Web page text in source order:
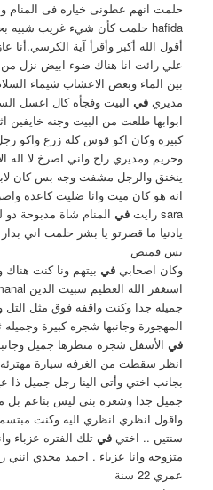
hafida حلمت كأن شيء غريب شبيه بحيوان يلاحقني
أقول الله أكبر وأقرأ آية الكرسي.أنا
علي رائت انا هناك ضوء ابيض نزل
بين الماء وبعض الاعشاب شيماء
مديريفي البيت وفجأه كال اغسل
ابوابها طلعت من البيت وجنه خايفين
كبيره وكان اكو قوس كله زرع واكو
وحريم ومديري راح واني اصرخ لا اله
ينخنق والرجل مشفت وجه بس كان
انه هو كان ميت وانا ضليت كاعده
sara رايت
في المنام شاة مدبوحة
يادنيا ما قصرتو يا بشر حلمت اني
بس قميص
وكان اصحابيفي بيتهم ونا كنت هناك
استغفر الله العظيم سبيت الدين manal حلمت كأني
جميله جدا وكنت واقفه فوق مثل التل
المهجورة وجانبها شجره كبيرة
في اﻷسفل شجره منظرها جميل
انظر سقطت من الغرفه سيارة
بجانب اختي وأتى الينا رجل جميل
جميل جدا وشعره بني ليس بناعم بل
واقول انظري انظري اليه وكنت
سنتين .. اختيفي تلك الفتره عزباء
متزوجه وانا عزباء . احمد مجدي
عمري 22 سنة